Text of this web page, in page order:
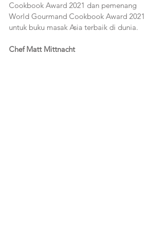
Cookbook Award 2021 dan pemenang
World Gourmand Cookbook Award 2021
untuk buku masak Asia terbaik di dunia.
Chef Matt Mittnacht